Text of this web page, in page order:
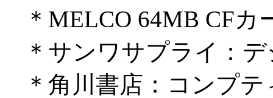
＊MELCO 64MB CFカ
＊サンワサプライ：
＊角川書店：コンプ